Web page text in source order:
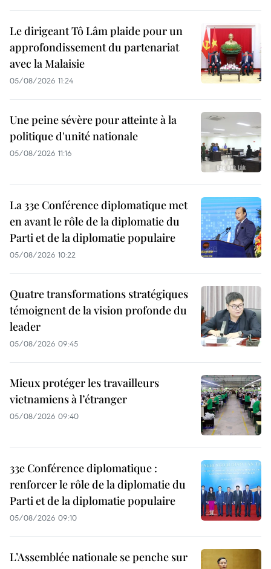
Le dirigeant Tô Lâm plaide pour un
approfondissement du partenariat
avec la Malaisie
05/08/2026 11:24
Une peine sévère pour atteinte à la
politique d'unité nationale
05/08/2026 11:16
La 33e Conférence diplomatique met
en avant le rôle de la diplomatie du
Parti et de la diplomatie populaire
05/08/2026 10:22
Quatre transformations stratégiques
témoignent de la vision profonde du
leader
05/08/2026 09:45
Mieux protéger les travailleurs
vietnamiens à l’étranger
05/08/2026 09:40
33e Conférence diplomatique :
renforcer le rôle de la diplomatie du
Parti et de la diplomatie populaire
05/08/2026 09:10
L’Assemblée nationale se penche sur